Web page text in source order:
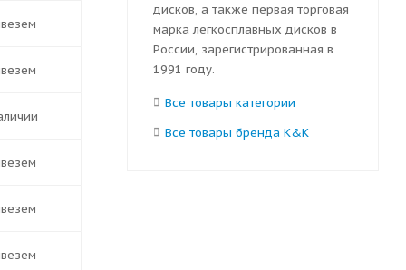
дисков, а также первая торговая
марка легкосплавных дисков в
России, зарегистрированная в
1991 году.
Все товары категории
Все товары бренда K&K